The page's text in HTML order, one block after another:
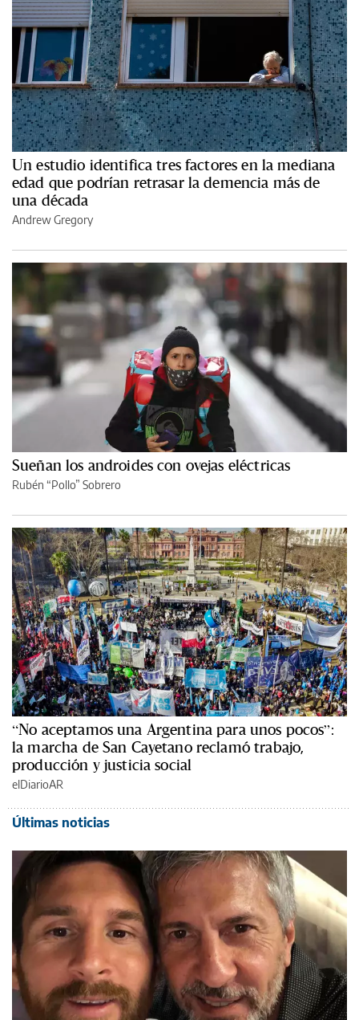
Un estudio identifica tres factores en la mediana
edad que podrían retrasar la demencia más de
una década
Andrew Gregory
Sueñan los androides con ovejas eléctricas
Rubén “Pollo” Sobrero
“No aceptamos una Argentina para unos pocos”:
la marcha de San Cayetano reclamó trabajo,
producción y justicia social
elDiarioAR
Últimas noticias